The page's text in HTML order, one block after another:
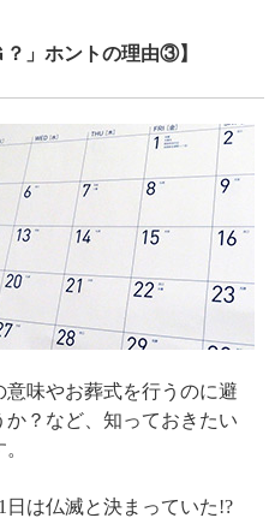
」ホントの理由③】
味やお葬式を行うのに避
？など、知っておきたい
日は仏滅と決まっていた!?